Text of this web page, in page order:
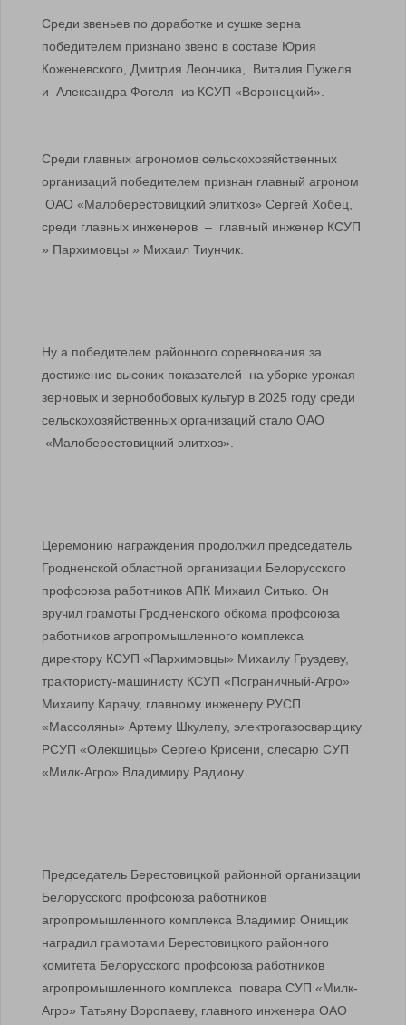
Среди звеньев по доработке и сушке зерна
победителем признано звено в составе Юрия
Коженевского, Дмитрия Леончика, Виталия Пужеля
и Александра Фогеля из КСУП «Воронецкий».
Среди главных агрономов сельскохозяйственных
организаций победителем признан главный агроном
ОАО «Малоберестовицкий элитхоз» Сергей Хобец,
среди главных инженеров – главный инженер КСУП
» Пархимовцы » Михаил Тиунчик.
Ну а победителем районного соревнования за
достижение высоких показателей на уборке урожая
зерновых и зернобобовых культур в 2025 году среди
сельскохозяйственных организаций стало ОАО
«Малоберестовицкий элитхоз».
Церемонию награждения продолжил председатель
Гродненской областной организации Белорусского
профсоюза работников АПК Михаил Ситько. Он
вручил грамоты Гродненского обкома профсоюза
работников агропромышленного комплекса
директору КСУП «Пархимовцы» Михаилу Груздеву,
трактористу-машинисту КСУП «Пограничный-Агро»
Михаилу Карачу, главному инженеру РУСП
«Массоляны» Артему Шкулепу, электрогазосварщику
РСУП «Олекшицы» Сергею Крисени, слесарю СУП
«Милк-Агро» Владимиру Радиону.
Председатель Берестовицкой районной организации
Белорусского профсоюза работников
агропромышленного комплекса Владимир Онищик
наградил грамотами Берестовицкого районного
комитета Белорусского профсоюза работников
агропромышленного комплекса повара СУП «Милк-
Агро» Татьяну Воропаеву, главного инженера ОАО